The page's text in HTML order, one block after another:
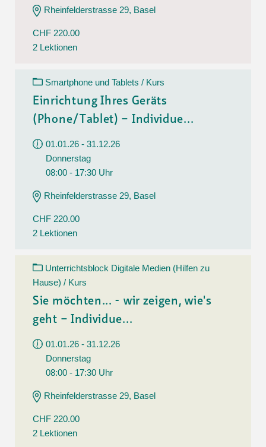
Rheinfelderstrasse 29, Basel
CHF 220.00
2 Lektionen
Smartphone und Tablets / Kurs
Einrichtung Ihres Geräts
(Phone/Tablet) – Individue...
01.01.26 - 31.12.26
Donnerstag
08:00 - 17:30 Uhr
Rheinfelderstrasse 29, Basel
CHF 220.00
2 Lektionen
Unterrichtsblock Digitale Medien (Hilfen zu
Hause) / Kurs
Sie möchten... - wir zeigen, wie's
geht – Individue...
01.01.26 - 31.12.26
Donnerstag
08:00 - 17:30 Uhr
Rheinfelderstrasse 29, Basel
CHF 220.00
2 Lektionen